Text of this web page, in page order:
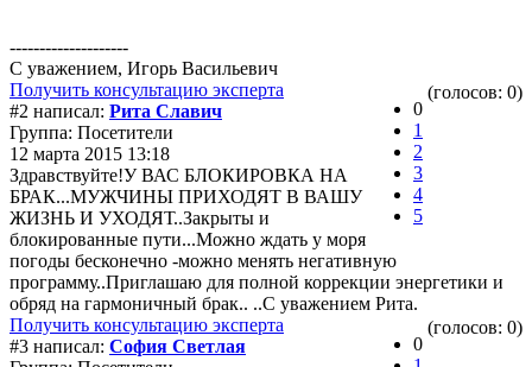
--------------------
С уважением, Игорь Васильевич
Получить консультацию эксперта
0
1
2
3
4
5
(голосов: 0)
#2 написал: Рита Славич
Группа: Посетители
12 марта 2015 13:18
Здравствуйте!У ВАС БЛОКИРОВКА НА
БРАК...МУЖЧИНЫ ПРИХОДЯТ В ВАШУ
ЖИЗНЬ И УХОДЯТ..Закрыты и
блокированные пути...Можно ждать у моря
погоды бесконечно -можно менять негативную
программу..Приглашаю для полной коррекции энергетики и
обряд на гармоничный брак.. ..С уважением Рита.
Получить консультацию эксперта
0
(голосов: 0)
#3 написал: София Светлая